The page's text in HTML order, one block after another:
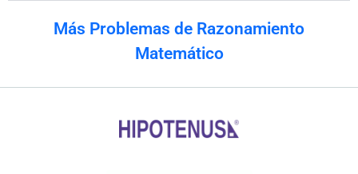
Más Problemas de Razonamiento
Matemático